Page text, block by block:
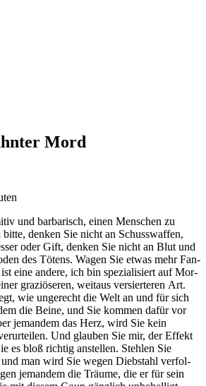
Mord
und bar­ba­risch, einen Men­schen zu
den­ken Sie nicht an Schuss­waf­fen,
oder Gift, den­ken Sie nicht an Blut und
des Tötens. Wagen Sie etwas mehr Fan­
eine ande­re, ich bin spe­zia­li­siert auf Mor­
gra­ziö­se­ren, weit­aus ver­sier­te­ren Art.
wie unge­recht die Welt an und für sich
die Bei­ne, und Sie kom­men dafür vor
jeman­dem das Herz, wird Sie kein
Und glau­ben Sie mir, der Effekt
es bloß rich­tig anstel­len. Steh­len Sie
und man wird Sie wegen Dieb­stahl ver­fol­
jeman­dem die Träu­me, die er für sein